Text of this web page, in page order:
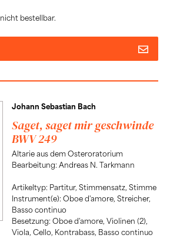
bestellbar.
Johann Sebastian Bach
Saget, saget mir geschwinde
BWV 249
Altarie aus dem Osteroratorium
Bearbeitung: Andreas N. Tarkmann
Artikeltyp: Partitur, Stimmensatz, Stimme
Instrument(e): Oboe d'amore, Streicher,
Basso continuo
Besetzung: Oboe d'amore, Violinen (2),
Viola, Cello, Kontrabass, Basso continuo